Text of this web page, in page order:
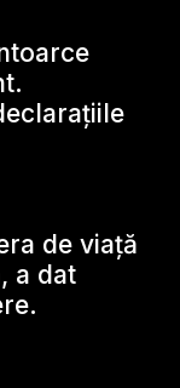
de viață
a dat